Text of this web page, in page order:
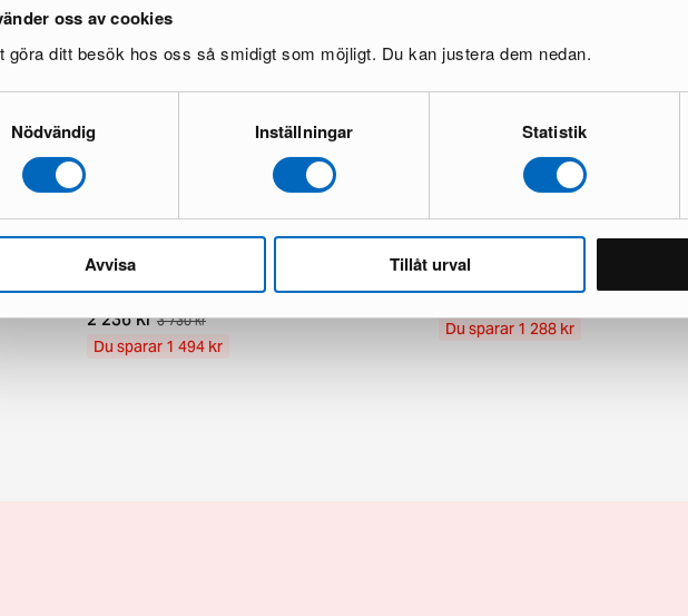
oss av cookies
göra ditt besök hos oss så smidigt som möjligt. Du kan justera dem nedan.
Nödvändig Inställningar Statistik
Avvisa Tillåt urval
Rugvista Core Handloom Flat matta 200 x 250
cm beige
1 i lager · Bra skick
2 236 kr 3 730 kr
Du sparar 1 494 kr
Rugvista ull matta 250 x 250 cm brun
1 i lager · Bra skick
1 924 kr
Du sparar 1 288 kr